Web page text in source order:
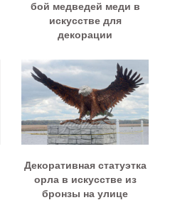
бой медведей меди в
искусстве для
декорации
Декоративная статуэтка
орла в искусстве из
бронзы на улице